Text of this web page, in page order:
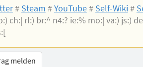
# Steam #YouTube# Self-Wiki#
ch:| rl:) br:^ n4:? ie:% mo:| va:) js:)
melden